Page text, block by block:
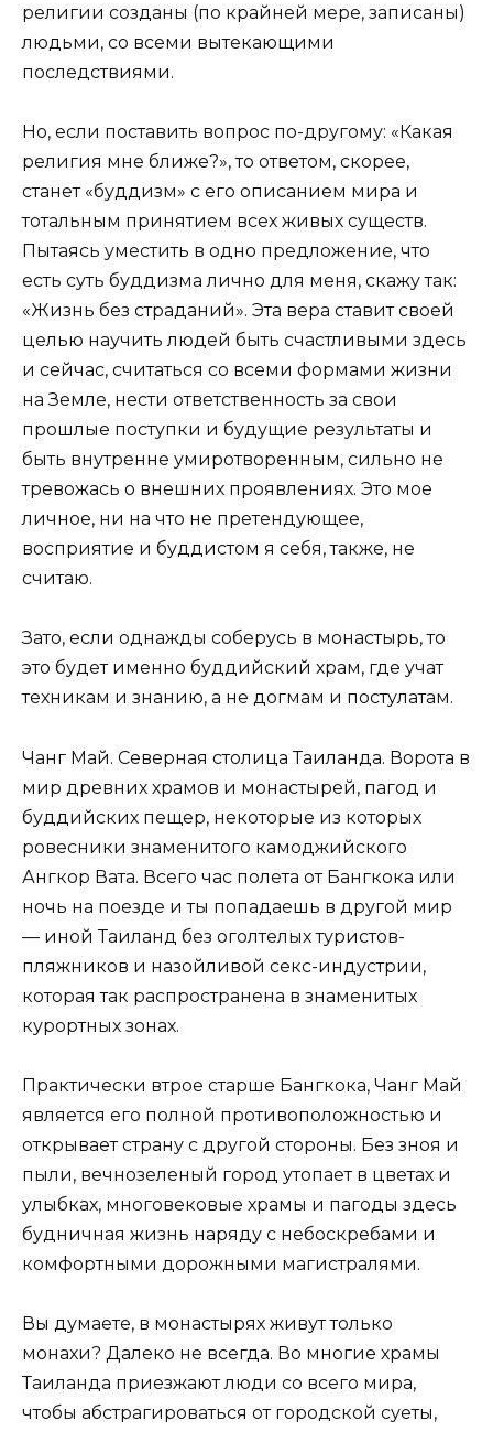
религии созданы (по крайней мере, записаны)
людьми, со всеми вытекающими
последствиями.
Но, если поставить вопрос по-другому: «Какая
религия мне ближе?», то ответом, скорее,
станет «буддизм» с его описанием мира и
тотальным принятием всех живых существ.
Пытаясь уместить в одно предложение, что
есть суть буддизма лично для меня, скажу так:
«Жизнь без страданий». Эта вера ставит своей
целью научить людей быть счастливыми здесь
и сейчас, считаться со всеми формами жизни
на Земле, нести ответственность за свои
прошлые поступки и будущие результаты и
быть внутренне умиротворенным, сильно не
тревожась о внешних проявлениях. Это мое
личное, ни на что не претендующее,
восприятие и буддистом я себя, также, не
считаю.
Зато, если однажды соберусь в монастырь, то
это будет именно буддийский храм, где учат
техникам и знанию, а не догмам и постулатам.
Чанг Май. Северная столица Таиланда. Ворота в
мир древних храмов и монастырей, пагод и
буддийских пещер, некоторые из которых
ровесники знаменитого камоджийского
Ангкор Вата. Всего час полета от Бангкока или
ночь на поезде и ты попадаешь в другой мир
— иной Таиланд без оголтелых туристов-
пляжников и назойливой секс-индустрии,
которая так распространена в знаменитых
курортных зонах.
Практически втрое старше Бангкока, Чанг Май
является его полной противоположностью и
открывает страну с другой стороны. Без зноя и
пыли, вечнозеленый город утопает в цветах и
улыбках, многовековые храмы и пагоды здесь
будничная жизнь наряду с небоскребами и
комфортными дорожными магистралями.
Вы думаете, в монастырях живут только
монахи? Далеко не всегда. Во многие храмы
Таиланда приезжают люди со всего мира,
чтобы абстрагироваться от городской суеты,